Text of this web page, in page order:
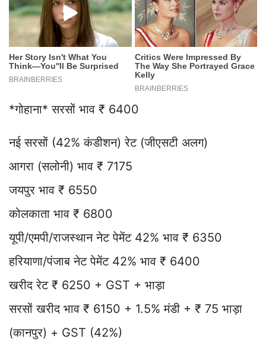
*गोहाना* सरसों भाव ₹ 6400
नई सरसों (42% कंडीशन) रेट (जीएसटी अलग)
आगरा (सलोनी) भाव ₹ 7175
जयपुर भाव ₹ 6550
कोलकाता भाव ₹ 6800
यूपी/एमपी/राजस्थान नेट पेमेंट 42% भाव ₹ 6350
हरियाणा/पंजाब नेट पेमेंट 42% भाव ₹ 6400
खरीद रेट ₹ 6250 + GST + भाड़ा
सरसों खरीद भाव ₹ 6150 + 1.5% मंडी + ₹ 75 भाड़ा
(कानपुर) + GST (42%)